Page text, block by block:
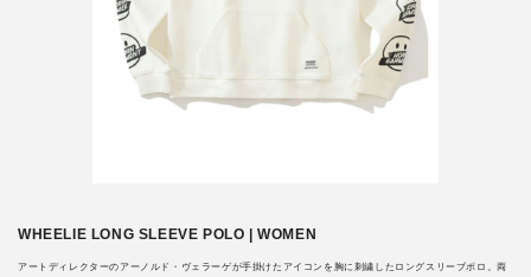
WHEELIE LONG SLEEVE POLO | WOMEN
アートディレクターのアーノルド・ヴェラーゲが手掛けたアイコンを胸に刺繍したロングスリーブポロ。両